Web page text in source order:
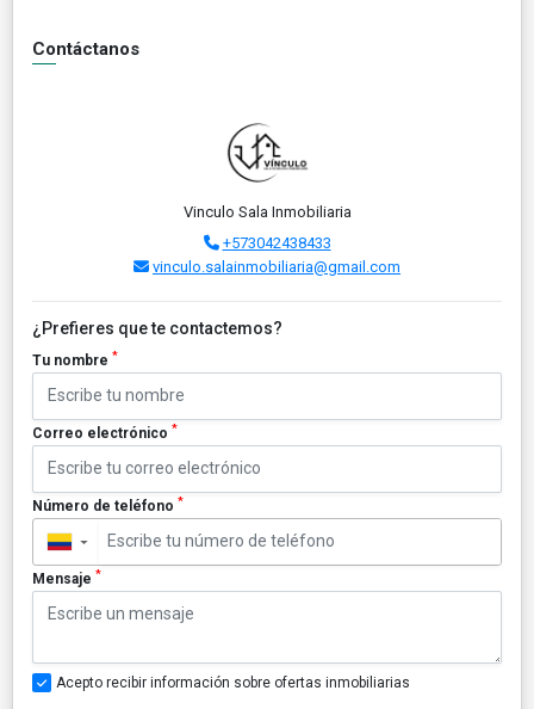
Contáctanos
Vinculo Sala Inmobiliaria
+573042438433
vinculo.salainmobiliaria@gmail.com
¿Prefieres que te contactemos?
Tu nombre *
Correo electrónico *
Número de teléfono *
▼
Mensaje *
Acepto recibir información sobre ofertas inmobiliarias